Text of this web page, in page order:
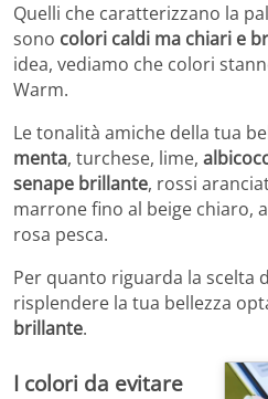
Quelli che caratterizzano la
sono colori caldi ma chiari e
idea, vediamo che colori
Warm.
Le tonalità amiche della tua
menta, turchese, lime,
senape brillante, rossi
marrone fino al beige chiaro,
rosa pesca.
Per quanto riguarda la scelta
risplendere la tua bellezza
brillante.
I colori da evitare